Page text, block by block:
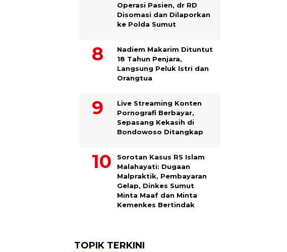
Operasi Pasien, dr RD
Disomasi dan Dilaporkan
ke Polda Sumut
​Nadiem Makarim Dituntut
18 Tahun Penjara,
Langsung Peluk Istri dan
Orangtua
Live Streaming Konten
Pornografi Berbayar,
Sepasang Kekasih di
Bondowoso Ditangkap
Sorotan Kasus RS Islam
Malahayati: Dugaan
Malpraktik, Pembayaran
Gelap, Dinkes Sumut
Minta Maaf dan Minta
Kemenkes Bertindak
TOPIK TERKINI